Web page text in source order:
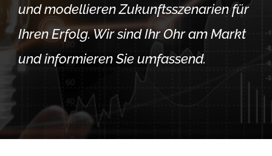
und modellieren Zukunftsszenarien für
Ihren Erfolg. Wir sind Ihr Ohr am Markt
und informieren Sie umfassend.